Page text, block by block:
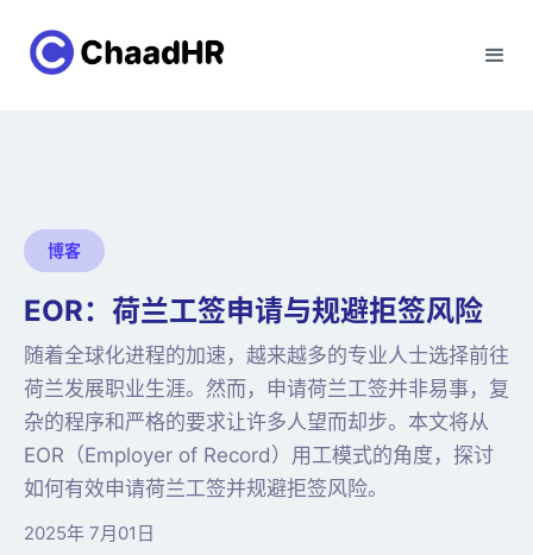
博客
EOR：荷兰工签申请与规避拒签风险
随着全球化进程的加速，越来越多的专业人士选择前往
荷兰发展职业生涯。然而，申请荷兰工签并非易事，复
杂的程序和严格的要求让许多人望而却步。本文将从
EOR（Employer of Record）用工模式的角度，探讨
如何有效申请荷兰工签并规避拒签风险。
2025年 7月01日